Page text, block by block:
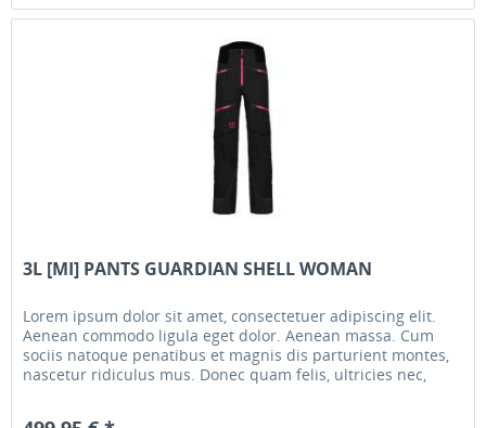
3L [MI] PANTS GUARDIAN SHELL WOMAN
Lorem ipsum dolor sit amet, consectetuer adipiscing elit.
Aenean commodo ligula eget dolor. Aenean massa. Cum
sociis natoque penatibus et magnis dis parturient montes,
nascetur ridiculus mus. Donec quam felis, ultricies nec,